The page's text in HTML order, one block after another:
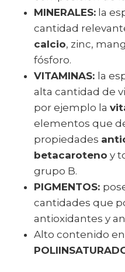
MINERALES: la
cantidad
calcio, zinc,
fósforo.
VITAMINAS: la
alta cantidad de
por ejemplo la
elementos que
propiedades
betacaroteno y
grupo B.
PIGMENTOS:
cantidades que
antioxidantes y
Alto contenido en